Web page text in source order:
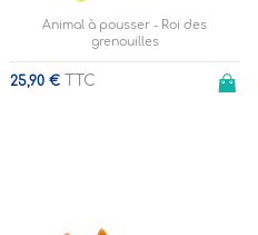
Animal à pousser - Roi des
grenouilles
25,90 € TTC